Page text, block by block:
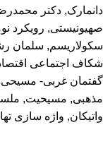
دانمارک, دکتر
صهیونیستی, رویکرد
سکولاریسم, سلمان
شکاف اجتماعی
گفتمان غربی- مسیحی
مذهبی, مسیحیت,
واتیکان, واژه سازی